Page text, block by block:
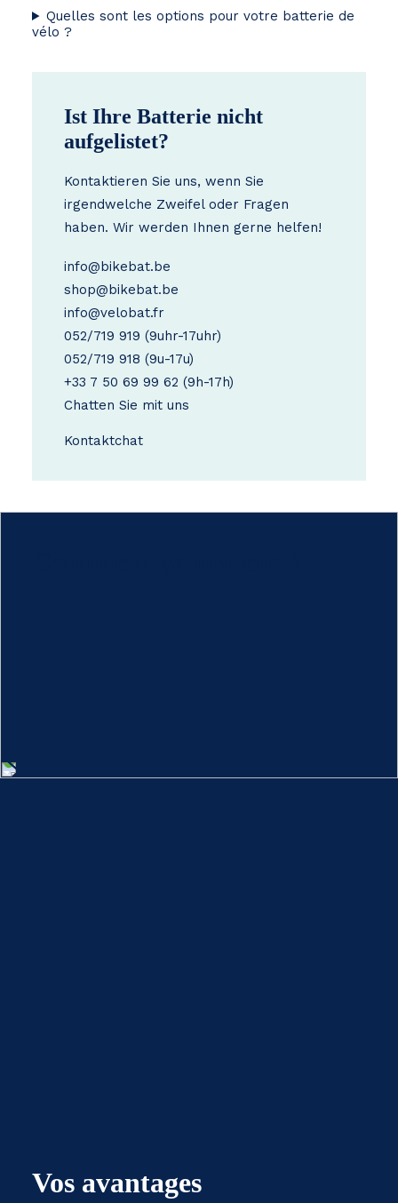
Quelles sont les options pour votre batterie de
vélo ?
Ist Ihre Batterie nicht
aufgelistet?
Kontaktieren Sie uns, wenn Sie
irgendwelche Zweifel oder Fragen
haben. Wir werden Ihnen gerne helfen!
info@bikebat.be
shop@bikebat.be
info@velobat.fr
052/719 919 (9uhr-17uhr)
052/719 918 (9u-17u)
+33 7 50 69 99 62 (9h-17h)
Chatten Sie mit uns
Kontaktchat
Vos avantages